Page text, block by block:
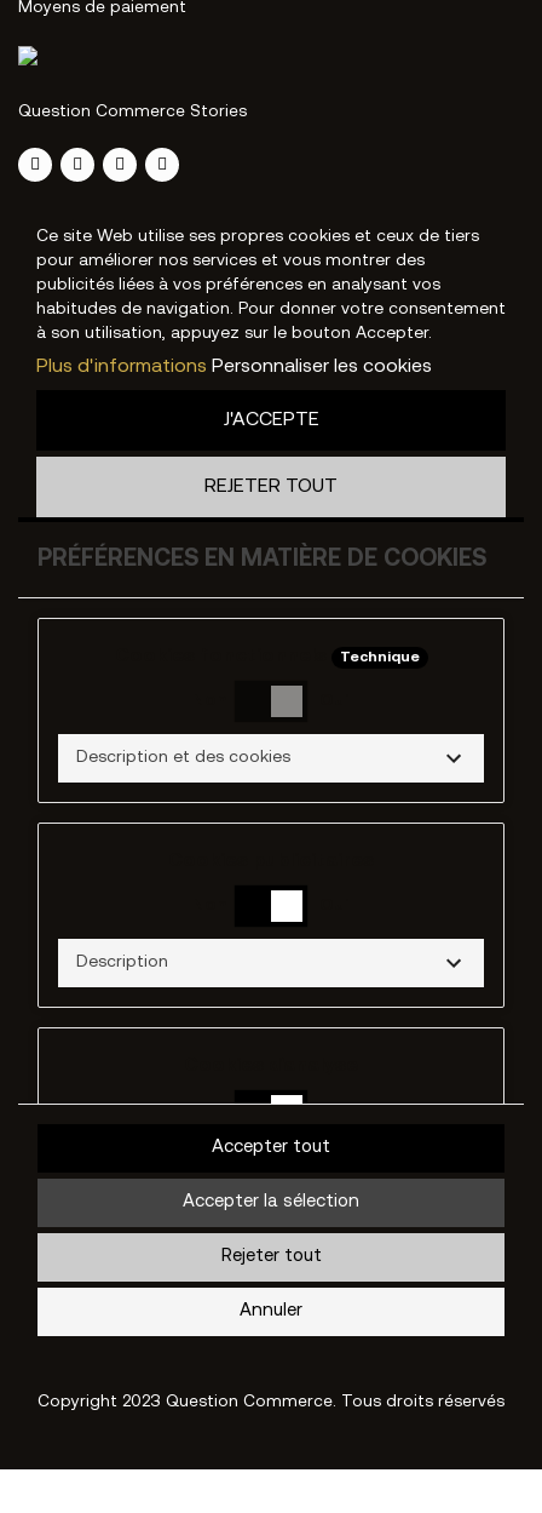
Moyens de paiement
Question Commerce Stories
Ce site Web utilise ses propres cookies et ceux de tiers
pour améliorer nos services et vous montrer des
publicités liées à vos préférences en analysant vos
habitudes de navigation. Pour donner votre consentement
à son utilisation, appuyez sur le bouton Accepter.
Plus d'informations Personnaliser les cookies
REJETER TOUT
J'ACCEPTE
PRÉFÉRENCES EN MATIÈRE DE COOKIES
Technique
Description et des cookies
Description
Non Oui
Cookies de performance
Autres cookies
Annuler
Rejeter tout
Accepter la sélection
Accepter tout
Copyright 2023 Question Commerce. Tous droits réservés